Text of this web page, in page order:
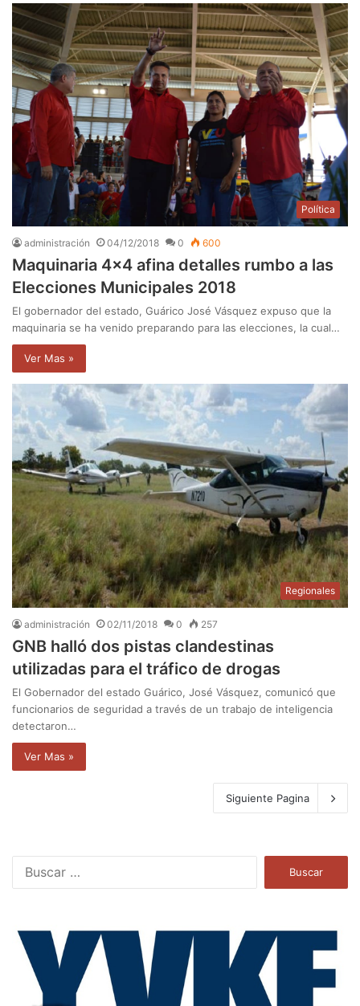
Política
administración 04/12/2018 0 600
Maquinaria 4×4 afina detalles rumbo a las
Elecciones Municipales 2018
El gobernador del estado, Guárico José Vásquez expuso que la
maquinaria se ha venido preparando para las elecciones, la cual…
Ver Mas »
Regionales
administración 02/11/2018 0 257
GNB halló dos pistas clandestinas
utilizadas para el tráfico de drogas
El Gobernador del estado Guárico, José Vásquez, comunicó que
funcionarios de seguridad a través de un trabajo de inteligencia
detectaron…
Ver Mas »
Siguiente Pagina
a